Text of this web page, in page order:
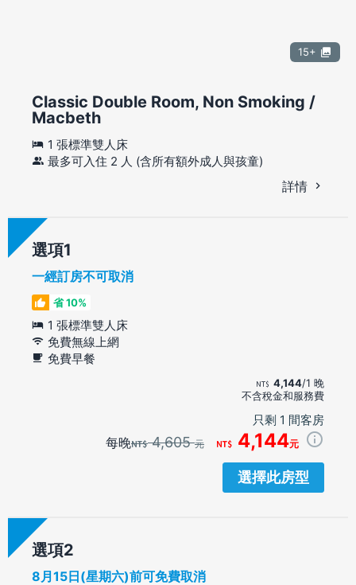
15+
Classic Double Room, Non Smoking /
Macbeth
1 張標準雙人床
最多可入住 2 人 (含所有額外成人與孩童)
詳情
選項
一經訂房不可取消
省 10%
1 張標準雙人床
免費無線上網
免費早餐
4,144/1 晚
不含稅金和服務費
只剩 1 間客房
每晚 4,605元 4,144元
選擇此房型
選項
8月15日(星期六)前可免費取消